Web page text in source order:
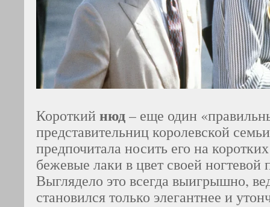
Короткий нюд– еще один
представительниц королевской
предпочитала носить его на
бежевые лаки в цвет своей ногтевой
Выглядело это всегда выигрышно,
становился только элегантнее и